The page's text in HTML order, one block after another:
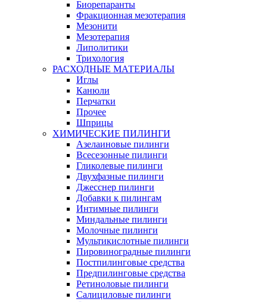
Биорепаранты
Фракционная мезотерапия
Мезонити
Мезотерапия
Липолитики
Трихология
РАСХОДНЫЕ МАТЕРИАЛЫ
Иглы
Канюли
Перчатки
Прочее
Шприцы
ХИМИЧЕСКИЕ ПИЛИНГИ
Азелаиновые пилинги
Всесезонные пилинги
Гликолевые пилинги
Двухфазные пилинги
Джесснер пилинги
Добавки к пилингам
Интимные пилинги
Миндальные пилинги
Молочные пилинги
Мультикислотные пилинги
Пировиноградные пилинги
Постпилинговые средства
Предпилинговые средства
Ретиноловые пилинги
Салициловые пилинги